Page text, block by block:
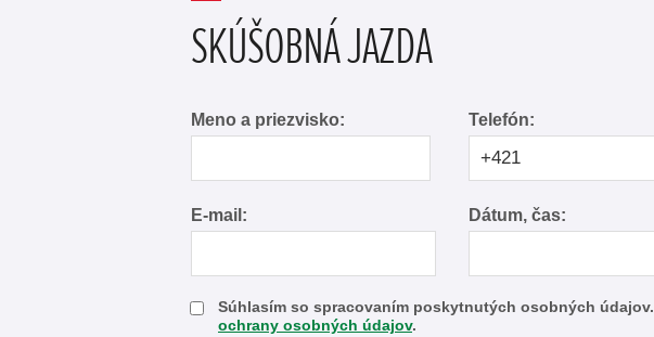
SKÚŠOBNÁ JAZDA
Meno a priezvisko: Telefón:
E-mail: Dátum, čas:
Súhlasím so spracovaním poskytnutých osobných údajov.
ochrany osobných údajov.